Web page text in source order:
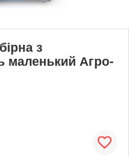
з
маленький Агро-